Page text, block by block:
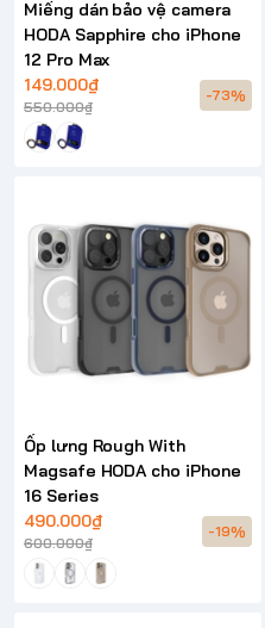
Miếng dán bảo vệ camera
HODA Sapphire cho iPhone
12 Pro Max
149.000₫
550.000₫
-73%
Ốp lưng Rough With
Magsafe HODA cho iPhone
16 Series
490.000₫
600.000₫
-19%